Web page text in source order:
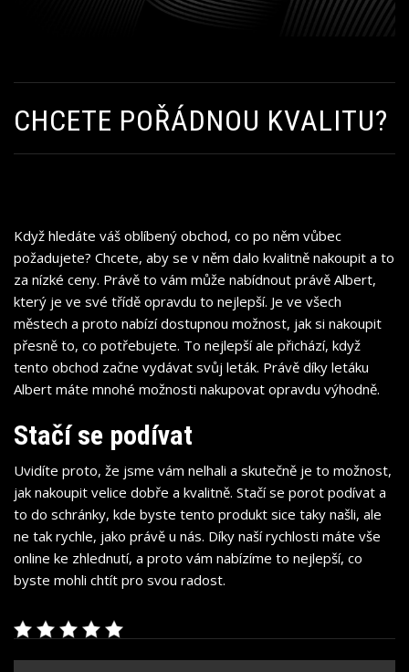
CHCETE POŘÁDNOU KVALITU?
Když hledáte váš oblíbený obchod, co po něm vůbec
požadujete? Chcete, aby se v něm dalo kvalitně nakoupit a to
za nízké ceny. Právě to vám může nabídnout právě Albert,
který je ve své třídě opravdu to nejlepší. Je ve všech
městech a proto nabízí dostupnou možnost, jak si nakoupit
přesně to, co potřebujete. To nejlepší ale přichází, když
tento obchod začne vydávat svůj leták. Právě díky letáku
Albert máte mnohé možnosti nakupovat opravdu výhodně.
Stačí se podívat
Uvidíte proto, že jsme vám nelhali a skutečně je to možnost,
jak nakoupit velice dobře a kvalitně. Stačí se porot podívat a
to do schránky, kde byste tento produkt sice taky našli, ale
ne tak rychle, jako právě u nás. Díky naší rychlosti máte vše
online ke zhlednutí, a proto vám nabízíme to nejlepší, co
byste mohli chtít pro svou radost.